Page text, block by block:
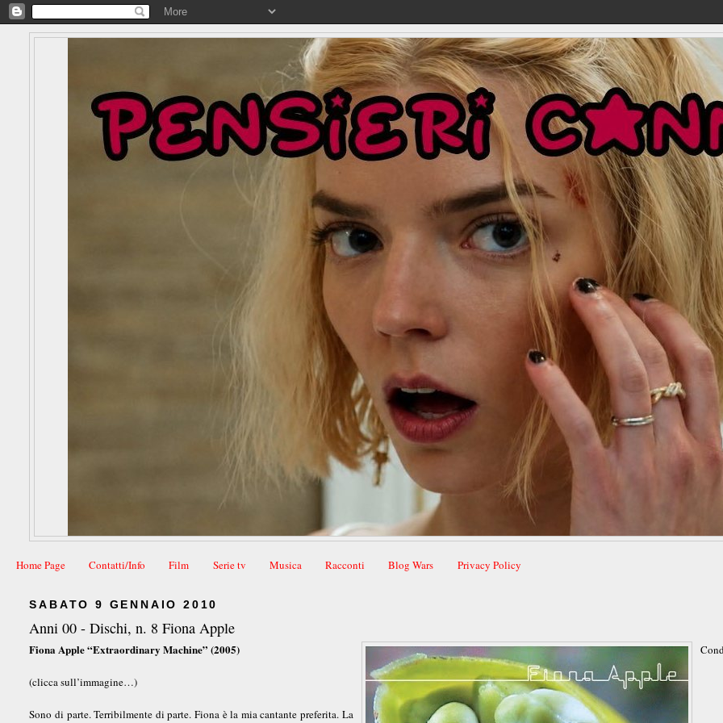
Home Page Contatti/Info Film Serie tv Musica Racconti Blog Wars Privacy Policy
SABATO 9 GENNAIO 2010
Anni 00 - Dischi, n. 8 Fiona Apple
Fiona Apple “Extraordinary Machine” (2005)
(clicca sull’immagine…)
Sono di parte. Terribilmente di parte. Fiona è la mia cantante preferita. La